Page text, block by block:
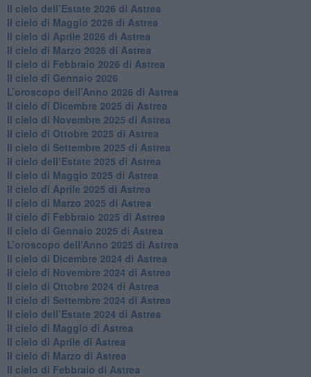
​Il cielo dell’Estate 2026 di Astrea
​Il cielo di Maggio 2026 di Astrea
​Il cielo di Aprile 2026 di Astrea
​Il cielo di Marzo 2026 di Astrea
​Il cielo di Febbraio 2026 di Astrea
Il cielo di Gennaio 2026
​L’oroscopo dell’Anno 2026 di Astrea
​Il cielo di Dicembre 2025 di Astrea
​Il cielo di Novembre 2025 di Astrea
​Il cielo di Ottobre 2025 di Astrea
Il cielo di Settembre 2025 di Astrea
Il cielo dell’Estate 2025 di Astrea
​Il cielo di Maggio 2025 di Astrea
​Il cielo di Aprile 2025 di Astrea
Il cielo di Marzo 2025 di Astrea
​Il cielo di Febbraio 2025 di Astrea
Il cielo di Gennaio 2025 di Astrea
​L’oroscopo dell’Anno 2025 di Astrea
​Il cielo di Dicembre 2024 di Astrea
Il cielo di Novembre 2024 di Astrea
​Il cielo di Ottobre 2024 di Astrea
​Il cielo di Settembre 2024 di Astrea
Il cielo dell’Estate 2024 di Astrea
Il cielo di Maggio di Astrea
Il cielo di Aprile di Astrea
​Il cielo di Marzo di Astrea
​Il cielo di Febbraio di Astrea